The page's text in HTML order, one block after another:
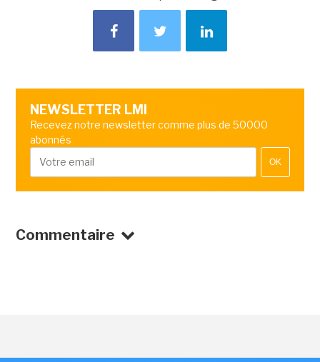
NEWSLETTER LMI
Recevez notre newsletter comme plus de 50000
abonnés
OK
Commentaire